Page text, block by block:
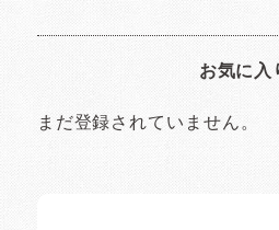
お気に入
まだ登録されていません。